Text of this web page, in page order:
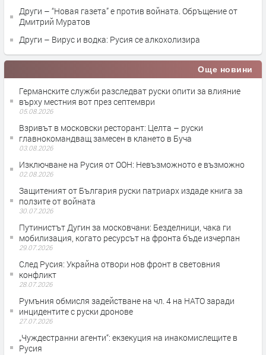
Други – “Новая газета” е против войната. Обръщение от
Дмитрий Муратов
Други – Вирус и водка: Русия се алкохолизира
Още новини
Германските служби разследват руски опити за влияние
върху местния вот през септември
05.08.2026
Взривът в московски ресторант: Целта – руски
главнокомандващ замесен в клането в Буча
03.08.2026
Изключване на Русия от ООН: Невъзможното е възможно
02.08.2026
Защитеният от България руски патриарх издаде книга за
ползите от войната
30.07.2026
Путинистът Дугин за московчани: Безделници, чака ги
мобилизация, когато ресурсът на фронта бъде изчерпан
29.07.2026
След Русия: Украйна отвори нов фронт в световния
конфликт
28.07.2026
Румъния обмисля задействане на чл. 4 на НАТО заради
инцидентите с руски дронове
27.07.2026
„Чуждестранни агенти“: екзекуция на инакомислещите в
Русия